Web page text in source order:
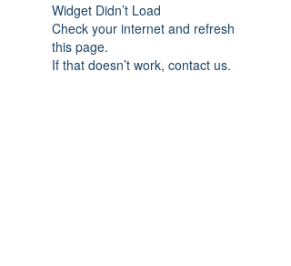
Widget Didn’t Load
Check your internet and refresh
this page.
If that doesn’t work, contact us.